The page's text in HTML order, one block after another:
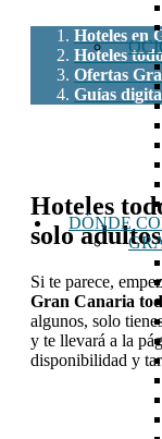
DÓNDE
Hoteles en
Hoteles
Ofertas
Guías
Hoteles
solo adultos
Si te parece,
Gran Canaria
algunos, solo
y te llevará a la
disponibilidad y